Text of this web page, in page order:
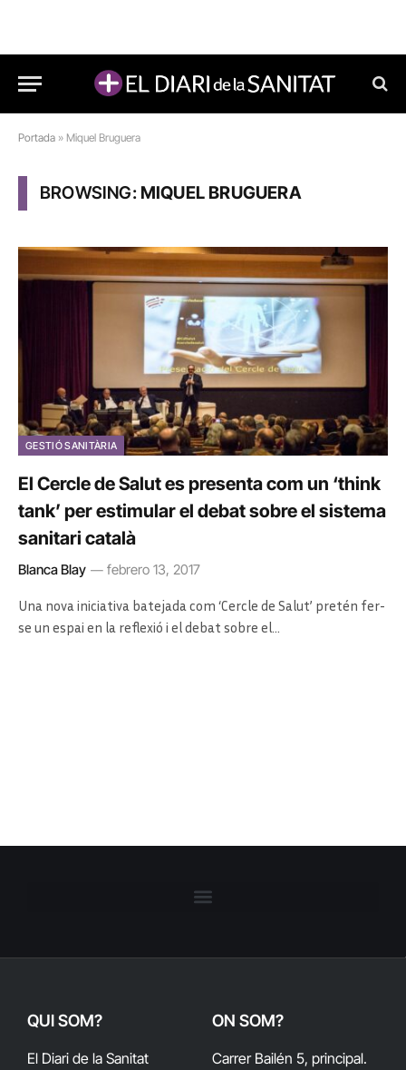
Portada » Miquel Bruguera
BROWSING:MIQUEL BRUGUERA
GESTIÓ SANITÀRIA
El Cercle de Salut es presenta com un ‘think
tank’ per estimular el debat sobre el sistema
sanitari català
Blanca Blay febrero 13, 2017
Una nova iniciativa batejada com ‘Cercle de Salut’ pretén fer-
se un espai en la reflexió i el debat sobre el…
QUI SOM?
El Diari de la Sanitat
ON SOM?
Carrer Bailén 5, principal.